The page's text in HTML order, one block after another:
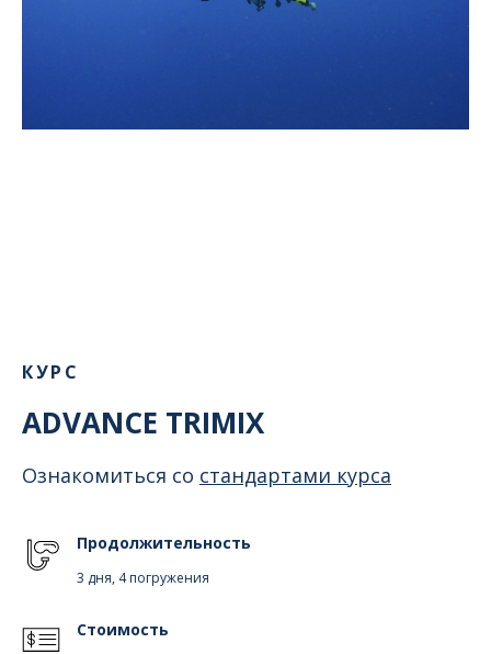
КУРС
ADVANCE TRIMIX
Ознакомиться со стандартами курса
Продолжительность
3 дня, 4 погружения
Стоимость